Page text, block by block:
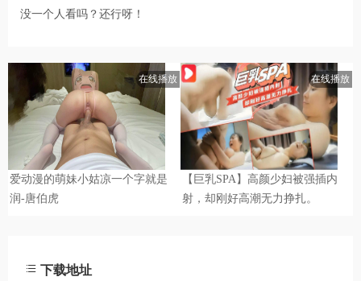
没一个人看吗？还行呀！
下载地址